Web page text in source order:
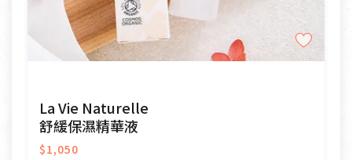
La Vie Naturelle
舒緩保濕精華液
$1,050